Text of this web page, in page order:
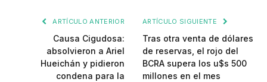
ARTÍCULO ANTERIOR
Causa Cigudosa:
absolvieron a Ariel
Hueichán y pidieron
condena para la
ARTÍCULO SIGUIENTE
Tras otra venta de dólares
de reservas, el rojo del
BCRA supera los u$s 500
millones en el mes